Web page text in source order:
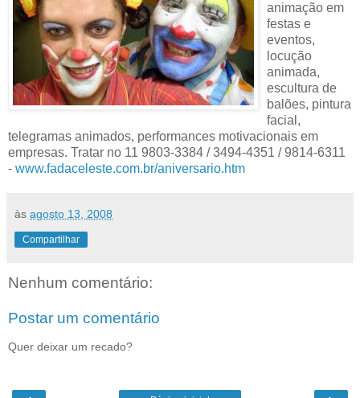
animação em
festas e
eventos,
locução
animada,
escultura de
balões, pintura
facial,
telegramas animados, performances motivacionais em
empresas. Tratar no 11 9803-3384 / 3494-4351 / 9814-6311
- www.fadaceleste.com.br/aniversario.htm
às agosto 13, 2008
Compartilhar
Nenhum comentário:
Postar um comentário
Quer deixar um recado?